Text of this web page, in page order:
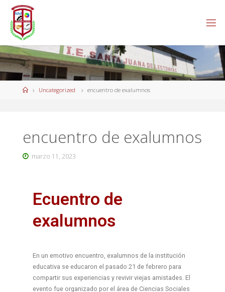
Uncategorized encuentro de exalumnos
encuentro de exalumnos
marzo 11, 2023
Ecuentro de
exalumnos
En un emotivo encuentro, exalumnos de la institución
educativa se educaron el pasado 21 de febrero para
compartir sus experiencias y revivir viejas amistades. El
evento fue organizado por el área de Ciencias Sociales